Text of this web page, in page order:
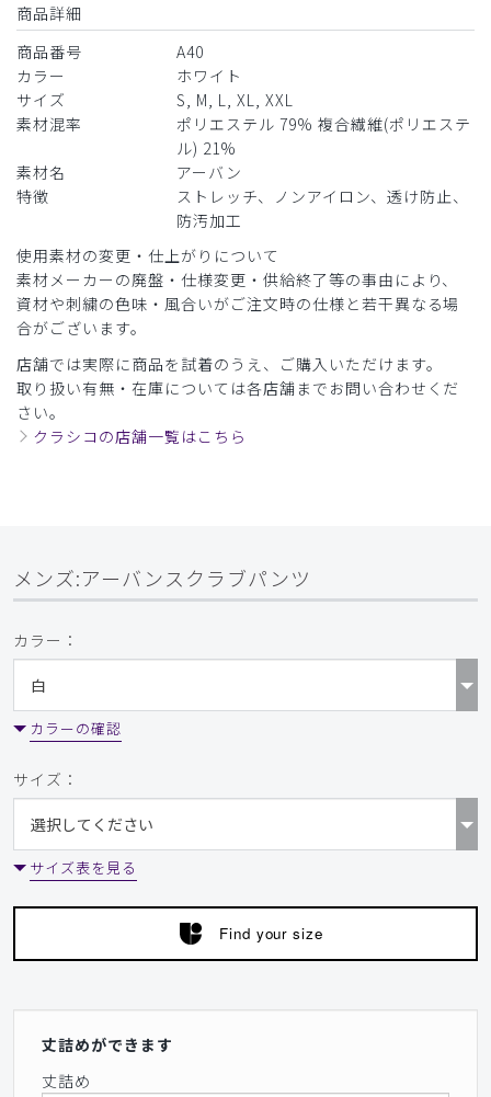
良かったです。紐タイプ以外にもベルトタイプもあると良い
です。
商品： A40メンズ:アーバンスクラブパンツ/白/M
​1
商品詳細
商品番号
A40
カラー
ホワイト
サイズ
S, M, L, XL, XXL
素材混率
ポリエステル 79% 複合繊維(ポリエステ
ル) 21%
素材名
アーバン
特徴
ストレッチ、ノンアイロン、透け防止、
防汚加工
使用素材の変更・仕上がりについて
素材メーカーの廃盤・仕様変更・供給終了等の事由により、
資材や刺繍の色味・風合いがご注文時の仕様と若干異なる場
合がございます。
店舗では実際に商品を試着のうえ、ご購入いただけます。
取り扱い有無・在庫については各店舗までお問い合わせくだ
さい。
クラシコの店舗一覧はこちら
メンズ:アーバンスクラブパンツ
カラー：
カラーの確認
サイズ：
サイズ表を見る
Find your size
丈詰めができます
丈詰め